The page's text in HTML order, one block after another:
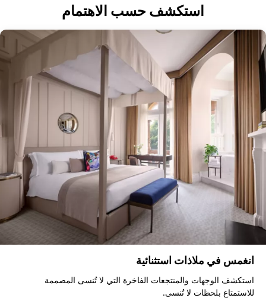
استكشف حسب الاهتمام
انغمس في ملاذات استثنائية
استكشف الوجهات والمنتجعات الفاخرة التي لا تُنسى المصممة
للاستمتاع بلحظات لا تُنسى.